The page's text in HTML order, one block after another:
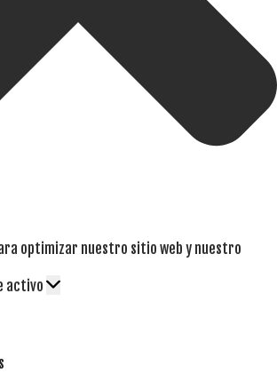
optimizar nuestro sitio web y nuestro
activo